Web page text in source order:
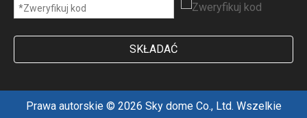
SKŁADAĆ
Prawa autorskie © 2026 Sky dome Co., Ltd. Wszelkie